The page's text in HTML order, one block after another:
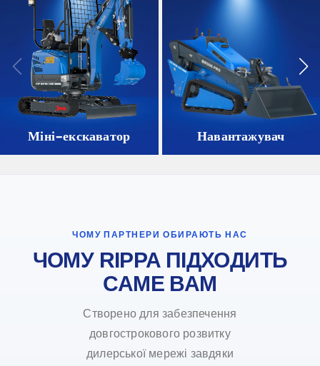
Міні-екскаватор Навантажувач
ЧОМУ ПАРТНЕРИ ОБИРАЮТЬ НАС
ЧОМУ RIPPA ПІДХОДИТЬ
САМЕ ВАМ
Створено для забезпечення
довгострокового розвитку
дилерської мережі завдяки